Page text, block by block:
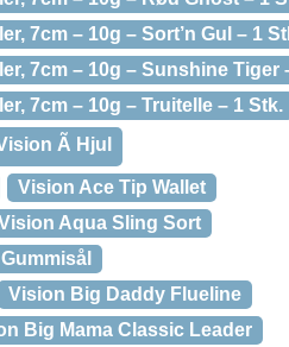
7cm – 10g – Sort’n Gul – 1
7cm – 10g – Sunshine Tiger
7cm – 10g – Truitelle – 1 Stk.
Ã Hjul
Vision Ace Tip Wallet
Aqua Sling Sort
Vision Big Daddy Flueline
Big Mama Classic Leader